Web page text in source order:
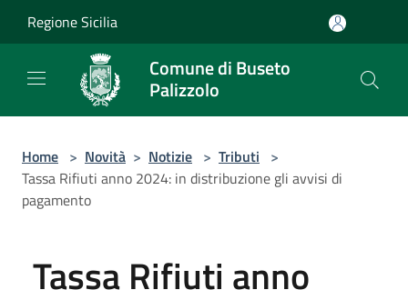
Regione Sicilia
Comune di Buseto
Palizzolo
Home > Novità > Notizie > Tributi >
Tassa Rifiuti anno 2024: in distribuzione gli avvisi di
pagamento
Tassa Rifiuti anno